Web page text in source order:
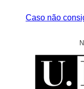
Caso não